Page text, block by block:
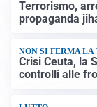
INDAGINE DIGOS
Terrorismo,
propaganda
NON SI FERMA LA
Crisi Ceuta, la